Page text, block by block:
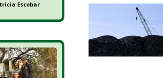
Escobar -